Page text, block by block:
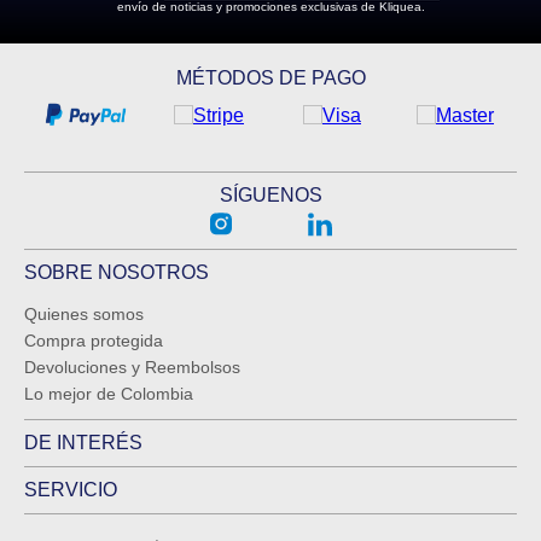
envío de noticias y promociones exclusivas de Kliquea.
MÉTODOS DE PAGO
SÍGUENOS
SOBRE NOSOTROS
Quienes somos
Compra protegida
Devoluciones y Reembolsos
Lo mejor de Colombia
DE INTERÉS
SERVICIO